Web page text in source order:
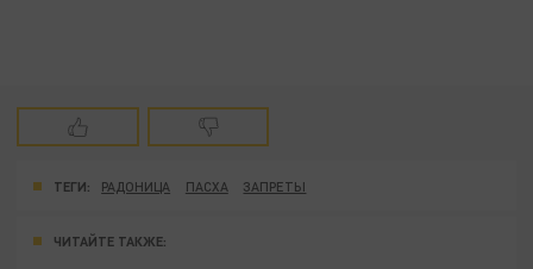
ТЕГИ: РАДОНИЦА ПАСХА ЗАПРЕТЫ
ЧИТАЙТЕ ТАКЖЕ: